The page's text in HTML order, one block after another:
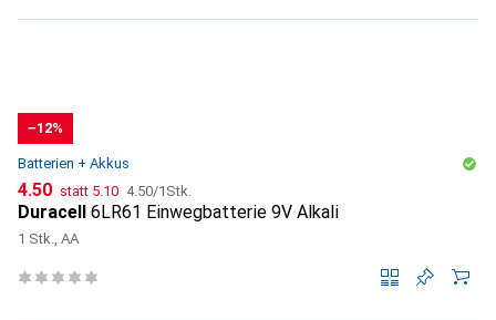
−12%
Batterien + Akkus
CHF
4.50 statt CHF
5.10 CHF
4.50/1Stk.
Duracell 6LR61 Einwegbatterie 9V Alkali
1 Stk., AA